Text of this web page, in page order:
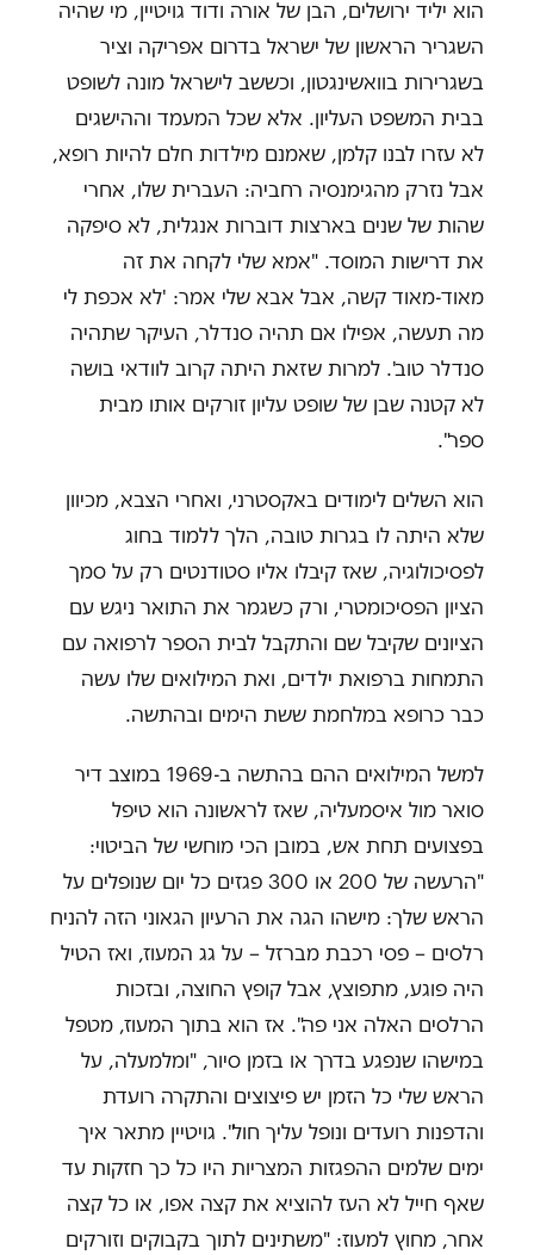
הוא יליד ירושלים, הבן של אורה ודוד גויטיין, מי שהיה
השגריר הראשון של ישראל בדרום אפריקה וציר
בשגרירות בוואשינגטון, וכששב לישראל מונה לשופט
בבית המשפט העליון. אלא שכל המעמד וההישגים
לא עזרו לבנו קלמן, שאמנם מילדות חלם להיות רופא,
אבל נזרק מהגימנסיה רחביה: העברית שלו, אחרי
שהות של שנים בארצות דוברות אנגלית, לא סיפקה
את דרישות המוסד. "אמא שלי לקחה את זה
מאוד-מאוד קשה, אבל אבא שלי אמר: 'לא אכפת לי
מה תעשה, אפילו אם תהיה סנדלר, העיקר שתהיה
סנדלר טוב'. למרות שזאת היתה קרוב לוודאי בושה
לא קטנה שבן של שופט עליון זורקים אותו מבית
ספר".
הוא השלים לימודים באקסטרני, ואחרי הצבא, מכיוון
שלא היתה לו בגרות טובה, הלך ללמוד בחוג
לפסיכולוגיה, שאז קיבלו אליו סטודנטים רק על סמך
הציון הפסיכומטרי, ורק כשגמר את התואר ניגש עם
הציונים שקיבל שם והתקבל לבית הספר לרפואה עם
התמחות ברפואת ילדים, ואת המילואים שלו עשה
כבר כרופא במלחמת ששת הימים ובהתשה.
למשל המילואים ההם בהתשה ב-1969 במוצב דיר
סואר מול איסמעליה, שאז לראשונה הוא טיפל
בפצועים תחת אש, במובן הכי מוחשי של הביטוי:
"הרעשה של 200 או 300 פגזים כל יום שנופלים על
הראש שלך: מישהו הגה את הרעיון הגאוני הזה להניח
רלסים – פסי רכבת מברזל – על גג המעוז, ואז הטיל
היה פוגע, מתפוצץ, אבל קופץ החוצה, ובזכות
הרלסים האלה אני פה". אז הוא בתוך המעוז, מטפל
במישהו שנפגע בדרך או בזמן סיור, "ומלמעלה, על
הראש שלי כל הזמן יש פיצוצים והתקרה רועדת
והדפנות רועדים ונופל עליך חול". גויטיין מתאר איך
ימים שלמים ההפגזות המצריות היו כל כך חזקות עד
שאף חייל לא העז להוציא את קצה אפו, או כל קצה
אחר, מחוץ למעוז: "משתינים לתוך בקבוקים וזורקים